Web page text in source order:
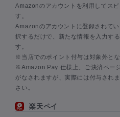
Amazonのアカウントを利用してス
す。
Amazonのアカウントに登録されて
択するだけで、新たな情報を入力す
す。
※当店でのポイント付与は対象外とな
※Amazon Pay 仕様上、ご決済ペー
がなされますが、実際には付与され
さい。
楽天ペイ